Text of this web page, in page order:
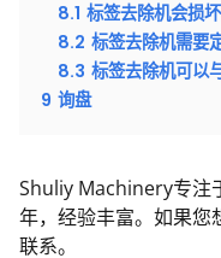
8.1 标签去除机会损
8.2 标签去除机需要
8.3 标签去除机可以
9 询盘
Shuliy Machinery专注
年，经验丰富。如果您
联系。